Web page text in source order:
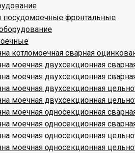
фронтальные
котломоечная сварная
моечная двухсекционная
моечная двухсекционная
моечная двухсекционная
моечная двухсекционная
моечная односекционная
моечная односекционная
моечная односекционная
моечная односекционная